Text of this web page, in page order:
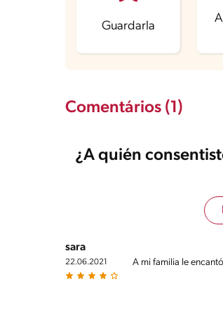
Guardarla
Comentários (1)
¿A quién
sara
22.06.2021 A mi familia le